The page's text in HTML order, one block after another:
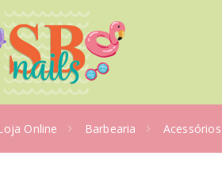
Online Barbearia Acessórios